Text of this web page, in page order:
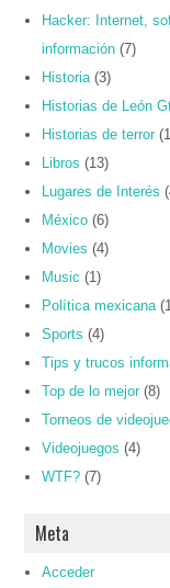
Hacker: Internet,
información (7)
Historia (3)
Historias de León
Historias de terror
Libros (13)
Lugares de Interés
México (6)
Movies (4)
Music (1)
Política mexicana
Sports (4)
Tips y trucos
Top de lo mejor (8)
Torneos de
Videojuegos (4)
WTF? (7)
Meta
Acceder